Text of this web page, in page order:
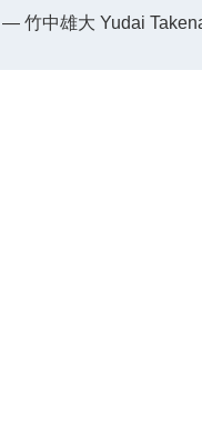
— 竹中雄大 Yudai